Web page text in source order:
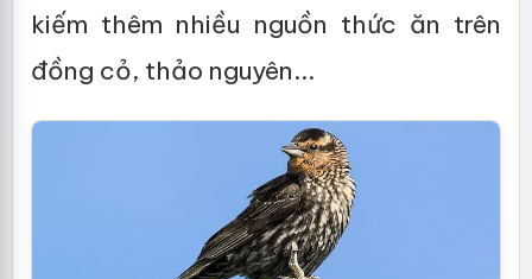
kiếm thêm nhiều nguồn thức ăn trên
đồng cỏ, thảo nguyên...